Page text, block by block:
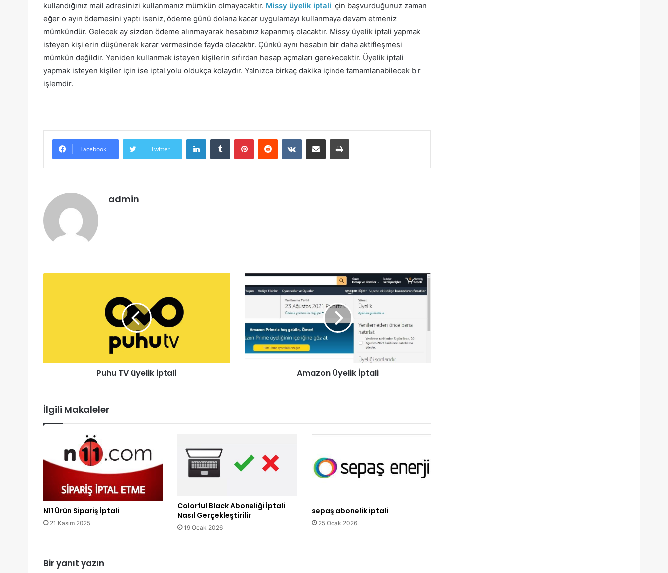
kullandığınız mail adresinizi kullanmanız mümkün olmayacaktır. Missy üyelik iptali için başvurduğunuz zaman
eğer o ayın ödemesini yaptı iseniz, ödeme günü dolana kadar uygulamayı kullanmaya devam etmeniz
mümkündür. Gelecek ay sizden ödeme alınmayarak hesabınız kapanmış olacaktır. Missy üyelik iptali yapmak
isteyen kişilerin düşünerek karar vermesinde fayda olacaktır. Çünkü aynı hesabın bir daha aktifleşmesi
mümkün değildir. Yeniden kullanmak isteyen kişilerin sıfırdan hesap açmaları gerekecektir. Üyelik iptali
yapmak isteyen kişiler için ise iptal yolu oldukça kolaydır. Yalnızca birkaç dakika içinde tamamlanabilecek bir
işlemdir.
Facebook Twitter
LinkedInTumblr PinterestReddit VKontakteE-Posta ile paylaş Yazdır
admin
Puhu TV üyelik iptali Amazon Üyelik İptali
İlgili Makaleler
N11 Ürün Sipariş İptali
21 Kasım 2025
Colorful Black Aboneliği İptali
Nasıl Gerçekleştirilir
19 Ocak 2026
sepaş abonelik iptali
25 Ocak 2026
Bir yanıt yazın